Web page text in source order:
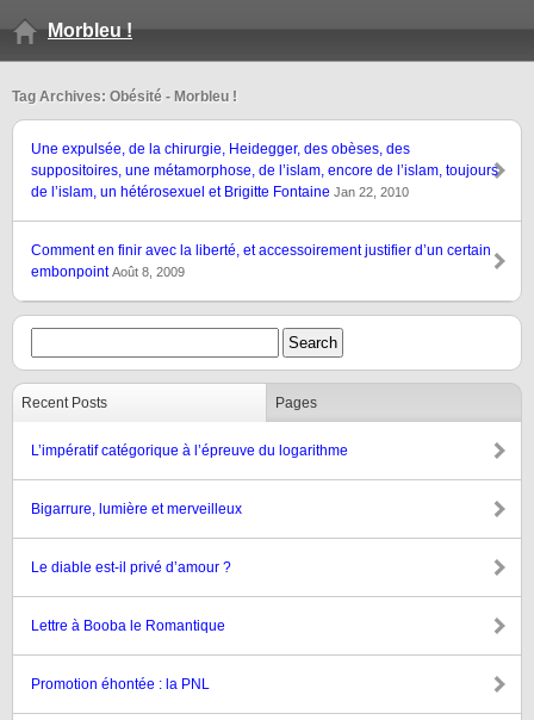
Morbleu !
Tag Archives: Obésité - Morbleu !
Une expulsée, de la chirurgie, Heidegger, des obèses, des
suppositoires, une métamorphose, de l’islam, encore de l’islam, toujours
de l’islam, un hétérosexuel et Brigitte Fontaine Jan 22, 2010
Comment en finir avec la liberté, et accessoirement justifier d’un certain
embonpointAoût 8, 2009
Recent Posts Pages
L’impératif catégorique à l’épreuve du logarithme
Bigarrure, lumière et merveilleux
Le diable est-il privé d’amour ?
Lettre à Booba le Romantique
Promotion éhontée : la PNL